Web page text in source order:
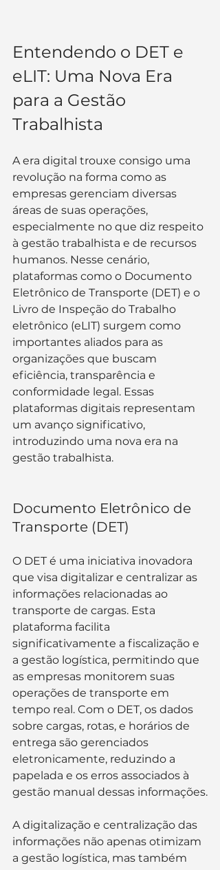
Entendendo o DET e
eLIT: Uma Nova Era
para a Gestão
Trabalhista
A era digital trouxe consigo uma
revolução na forma como as
empresas gerenciam diversas
áreas de suas operações,
especialmente no que diz respeito
à gestão trabalhista e de recursos
humanos. Nesse cenário,
plataformas como o Documento
Eletrônico de Transporte (DET) e o
Livro de Inspeção do Trabalho
eletrônico (eLIT) surgem como
importantes aliados para as
organizações que buscam
eficiência, transparência e
conformidade legal. Essas
plataformas digitais representam
um avanço significativo,
introduzindo uma nova era na
gestão trabalhista.
Documento Eletrônico de
Transporte (DET)
O DET é uma iniciativa inovadora
que visa digitalizar e centralizar as
informações relacionadas ao
transporte de cargas. Esta
plataforma facilita
significativamente a fiscalização e
a gestão logística, permitindo que
as empresas monitorem suas
operações de transporte em
tempo real. Com o DET, os dados
sobre cargas, rotas, e horários de
entrega são gerenciados
eletronicamente, reduzindo a
papelada e os erros associados à
gestão manual dessas informações.
A digitalização e centralização das
informações não apenas otimizam
a gestão logística, mas também